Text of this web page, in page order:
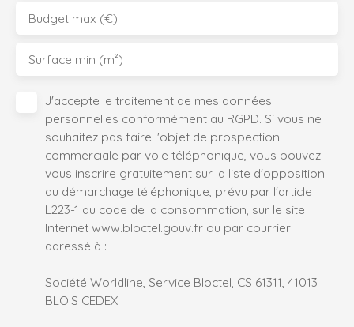
Budget max (€)
Surface min (m²)
J'accepte le traitement de mes données
personnelles conformément au RGPD. Si vous ne
souhaitez pas faire l'objet de prospection
commerciale par voie téléphonique, vous pouvez
vous inscrire gratuitement sur la liste d'opposition
au démarchage téléphonique, prévu par l'article
L223-1 du code de la consommation, sur le site
Internet www.bloctel.gouv.fr ou par courrier
adressé à :
Société Worldline, Service Bloctel, CS 61311, 41013
BLOIS CEDEX.